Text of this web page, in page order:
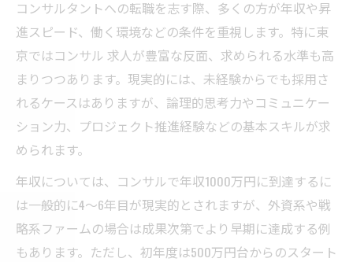
コンサルキャリアで年収1000万円に近づく
年収アップを叶えるコンサル業界の昇進ル
ート
コンサルで年収を伸ばすための転職タイミ
ング
転職後悔しないためのコンサル業界分析
コンサル転職でよくある後悔とその対策法
コンサルティング業界の実態と後悔しない
選択
コンサルタントへの転職を志す際、多くの方が年収や昇
進スピード、働く環境などの条件を重視します。特に東
京ではコンサル 求人が豊富な反面、求められる水準も高
まりつつあります。現実的には、未経験からでも採用さ
れるケースはありますが、論理的思考力やコミュニケー
ション力、プロジェクト推進経験などの基本スキルが求
められます。
年収については、コンサルで年収1000万円に到達するに
は一般的に4～6年目が現実的とされますが、外資系や戦
略系ファームの場合は成果次第でより早期に達成する例
もあります。ただし、初年度は500万円台からのスタート